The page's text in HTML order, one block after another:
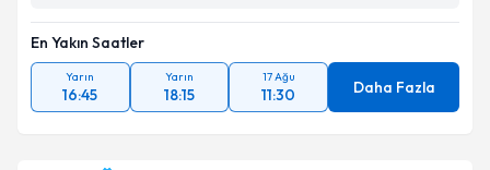
En Yakın Saatler
Yarın
16:45
Yarın
18:15
17 Ağu
11:30 Daha Fazla